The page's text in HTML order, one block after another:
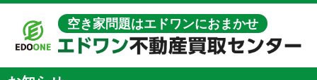
空き家問題はエドワンにおまかせ